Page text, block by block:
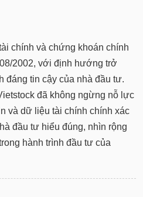
chính và chứng khoán chính
2002, với định hướng trở
đáng tin cậy của nhà đầu tư.
đã không ngừng nỗ lực
và dữ liệu tài chính chính xác
đầu tư hiểu đúng, nhìn rộng
hành trình đầu tư của